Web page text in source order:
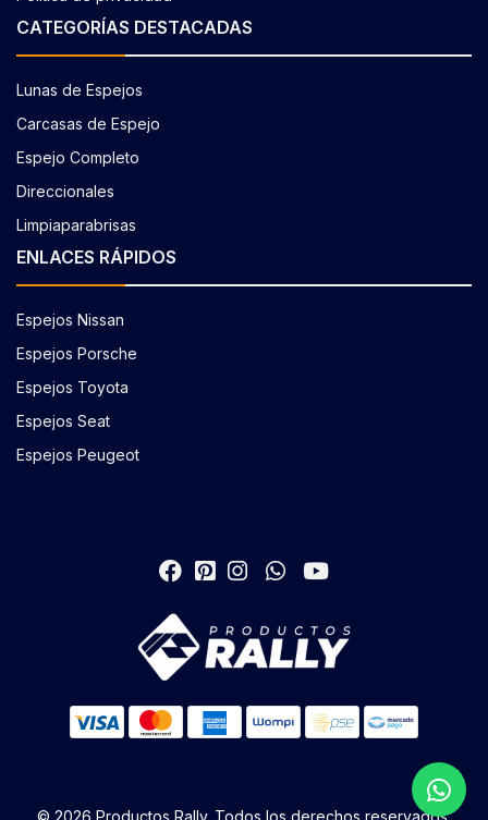
CATEGORÍAS DESTACADAS
Lunas de Espejos
Carcasas de Espejo
Espejo Completo
Direccionales
Limpiaparabrisas
ENLACES RÁPIDOS
Espejos Nissan
Espejos Porsche
Espejos Toyota
Espejos Seat
Espejos Peugeot